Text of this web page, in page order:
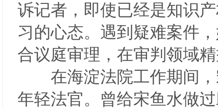
诉记者，即使已经是知识
习的心态。遇到疑难案件
合议庭审理，在审判领域
在海淀法院工作期间，
年轻法官。曾给宋鱼水做